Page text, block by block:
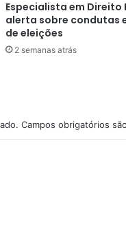
Especialista em Direito
alerta sobre condutas
de eleições
2 semanas atrás
Campos obrigatórios